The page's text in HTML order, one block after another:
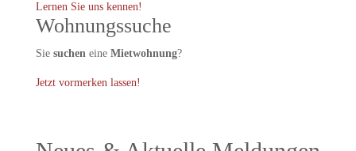
Lernen Sie uns kennen!
Wohnungssuche
Sie sucheneine Mietwohnung?
Jetzt vormerken lassen!